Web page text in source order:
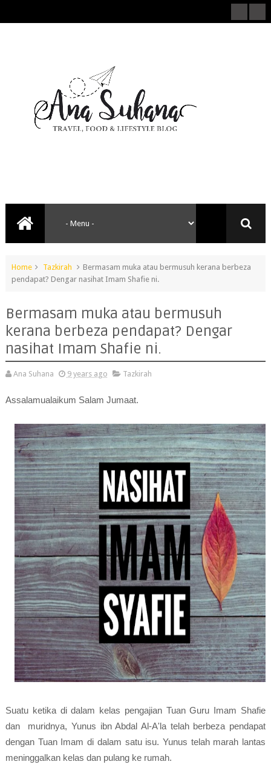
Home Tazkirah
Bermasam muka atau bermusuh kerana berbeza
pendapat? Dengar nasihat Imam Shafie ni.
Bermasam muka atau bermusuh
kerana berbeza pendapat? Dengar
nasihat Imam Shafie ni.
Ana Suhana 9 years ago Tazkirah
Assalamualaikum Salam Jumaat.
Suatu ketika di dalam kelas pengajian Tuan Guru Imam Shafie
dan muridnya, Yunus ibn Abdal Al-A'la telah berbeza pendapat
dengan Tuan Imam di dalam satu isu. Yunus telah marah lantas
meninggalkan kelas dan pulang ke rumah.